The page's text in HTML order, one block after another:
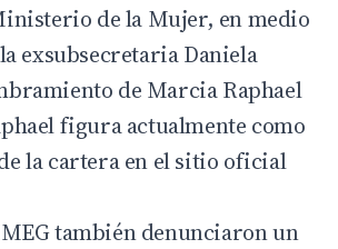
de la Mujer, en medio
exsubsecretaria Daniela
de Marcia Raphael
figura actualmente como
la cartera en el sitio oficial
también denunciaron un